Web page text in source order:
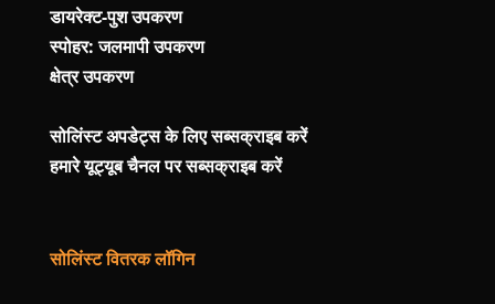
डायरेक्ट-पुश उपकरण
स्पोहर: जलमापी उपकरण
क्षेत्र उपकरण
सोलिंस्ट अपडेट्स के लिए सब्सक्राइब करें
हमारे यूट्यूब चैनल पर सब्सक्राइब करें
सोलिंस्ट वितरक लॉगिन